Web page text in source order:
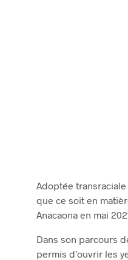
Adoptée
que ce soit en
Anacaona en mai
Dans son parcours
permis d’ouvrir les